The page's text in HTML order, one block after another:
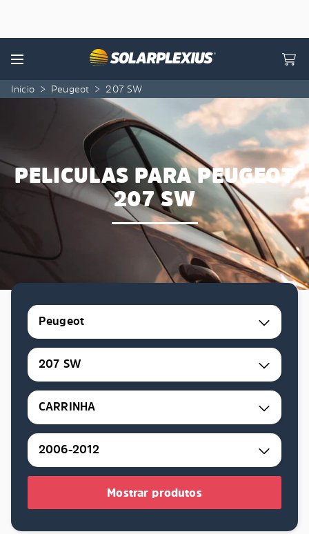
Menu
Início > Peugeot > 207 SW
PELICULAS PARA PEUGEOT
207 SW
Peugeot
207 SW
CARRINHA
2006-2012
Mostrar produtos